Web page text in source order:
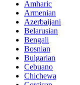
Amharic
Armenian
Azerbaijani
Belarusian
Bengali
Bosnian
Bulgarian
Cebuano
Chichewa